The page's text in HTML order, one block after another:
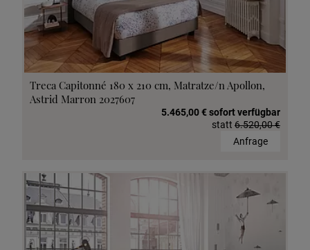
Treca Capitonné 180 x 210 cm, Matratze/n Apollon,
Astrid Marron 2027607
5.465,00 € sofort verfügbar
statt 6.520,00 €
Anfrage